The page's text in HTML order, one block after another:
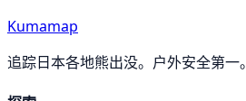
Kumamap
追踪日本各地熊出没。户外安全第一。